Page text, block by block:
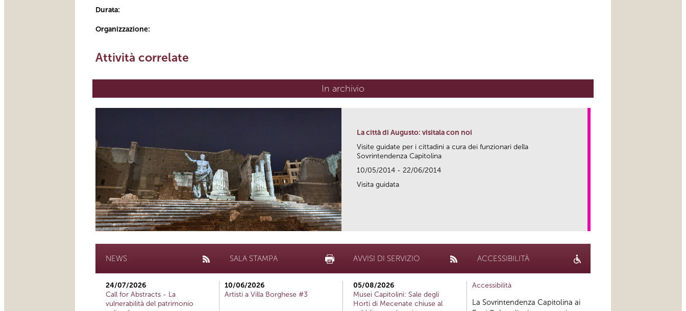
Durata:
Organizzazione:
Attività correlate
In archivio
La città di Augusto: visitala con noi
Visite guidate per i cittadini a cura dei funzionari della
Sovrintendenza Capitolina
10/05/2014 - 22/06/2014
Visita guidata
NEWS
24/07/2026
Call for Abstracts - La
vulnerabilità del patrimonio
SALA STAMPA
10/06/2026
Artisti a Villa Borghese #3
AVVISI DI SERVIZIO
05/08/2026
Musei Capitolini: Sale degli
Horti di Mecenate chiuse al
ACCESSIBILITÀ
Accessibilità
La Sovrintendenza Capitolina ai